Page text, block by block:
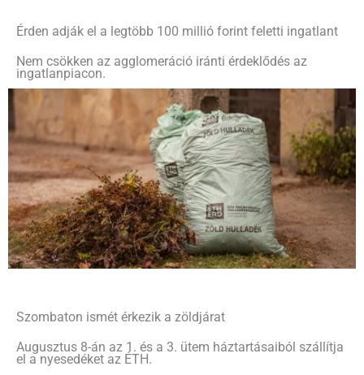
Érden adják el a legtöbb 100 millió forint feletti ingatlant
Nem csökken az agglomeráció iránti érdeklődés az
ingatlanpiacon.
Szombaton ismét érkezik a zöldjárat
Augusztus 8-án az 1. és a 3. ütem háztartásaiból szállítja
el a nyesedéket az ÉTH.